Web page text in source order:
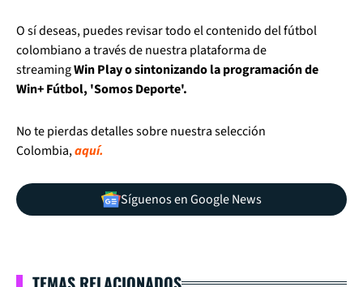
O sí deseas, puedes revisar todo el contenido del fútbol
colombiano a través de nuestra plataforma de
streamingWin Play o sintonizando la programación de
Win+ Fútbol, 'Somos Deporte'.
No te pierdas detalles sobre nuestra selección
Colombia,aquí.
Síguenos en Google News